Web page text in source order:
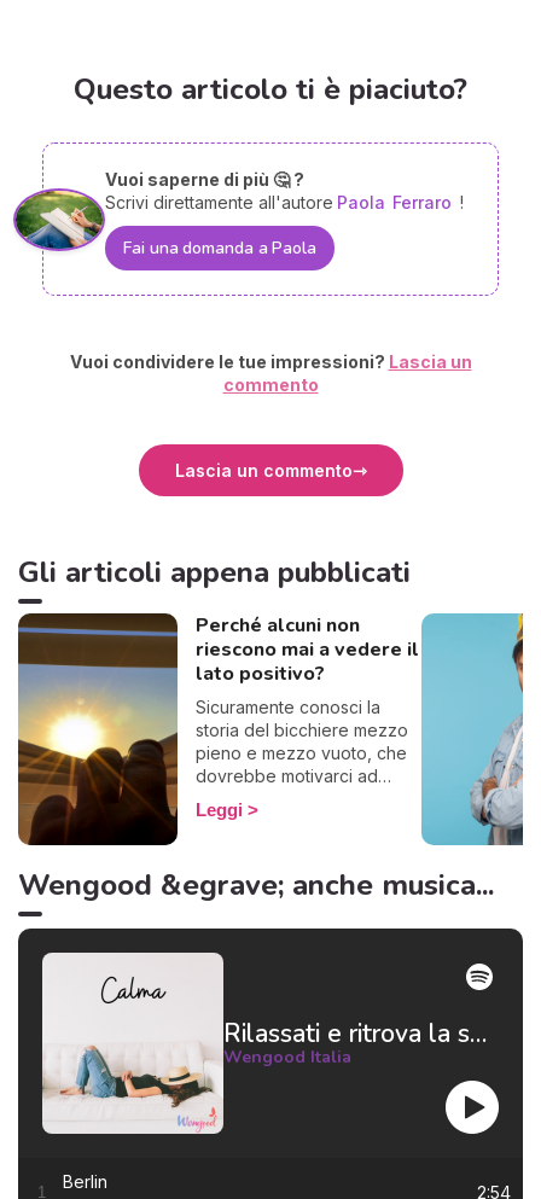
Questo articolo ti è piaciuto?
Vuoi saperne di più 🤔 ?
Scrivi direttamente all'autore Paola Ferraro !
Fai una domanda a Paola
Vuoi condividere le tue impressioni? Lascia un
commento
Lascia un commento
Gli articoli appena pubblicati
Perché alcuni non
riescono mai a vedere il
lato positivo?
Sicuramente conosci la
storia del bicchiere mezzo
pieno e mezzo vuoto, che
dovrebbe motivarci ad
essere ottimisti. Ecco, alcuni
questo famoso bicchiere lo
via. Insomma, basta con le
pensare positivo.
Leggi
Wengood &egrave; anche musica...
Rilassati e ritrova la serenità 😌
Wengood Italia
1 Berlin 2:54